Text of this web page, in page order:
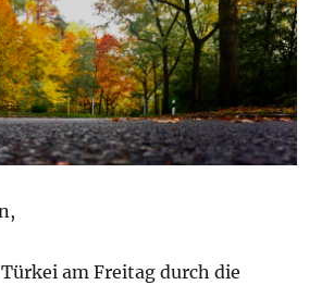
Runde
weiter
(unten)
am Freitag durch die